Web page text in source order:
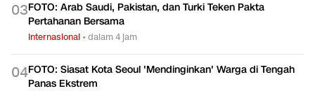
03FOTO: Arab Saudi, Pakistan, dan Turki Teken Pakta
Pertahanan Bersama
Internasional •dalam 4 jam
04FOTO: Siasat Kota Seoul 'Mendinginkan' Warga di Tengah
Panas Ekstrem